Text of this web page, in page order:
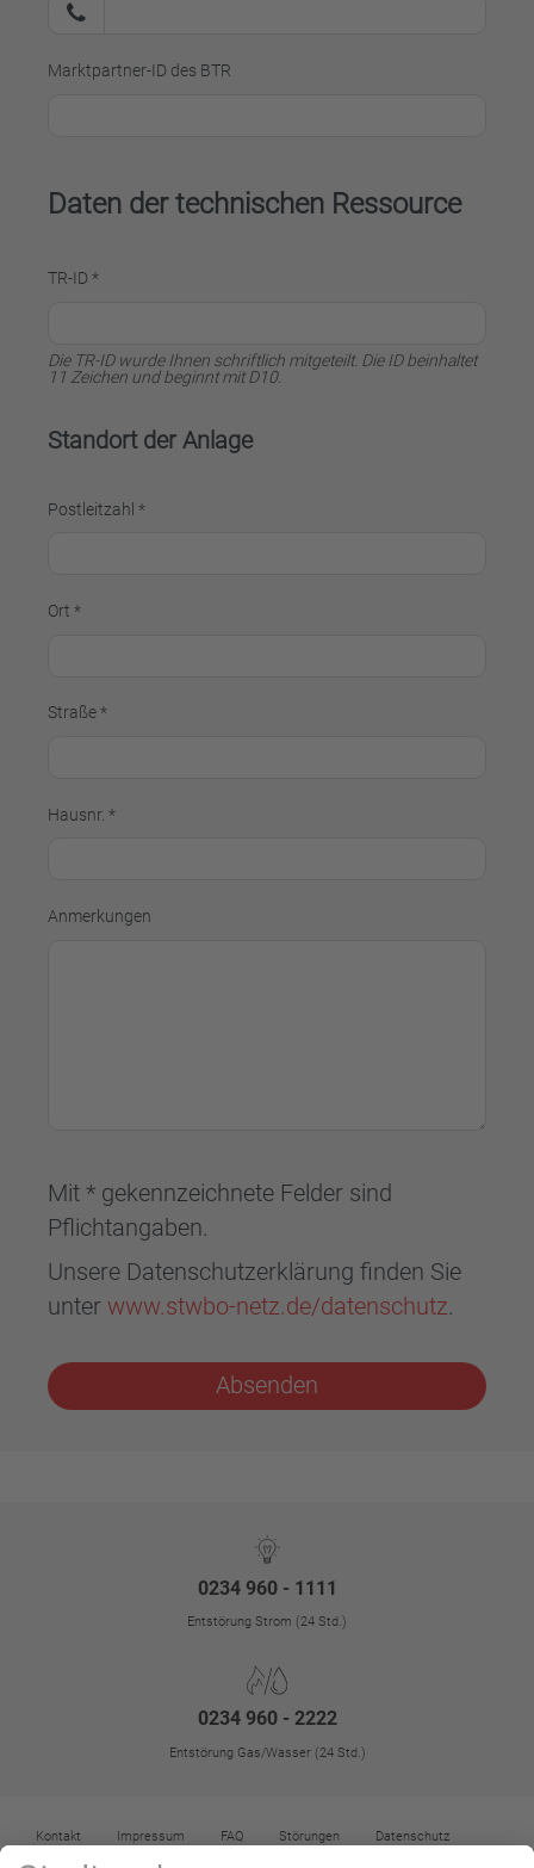
Marktpartner-ID des BTR
Daten der technischen Ressource
TR-ID *
Die TR-ID wurde Ihnen schriftlich mitgeteilt. Die ID beinhaltet
11 Zeichen und beginnt mit D10.
Standort der Anlage
Postleitzahl *
Ort *
Straße *
Hausnr. *
Anmerkungen
Mit * gekennzeichnete Felder sind
Pflichtangaben.
Unsere Datenschutzerklärung finden Sie
unter www.stwbo-netz.de/datenschutz.
Absenden
0234 960 - 1111
Entstörung Strom (24 Std.)
0234 960 - 2222
Entstörung Gas/Wasser (24 Std.)
Kontakt Impressum FAQ Störungen
Datenschutz
Datenschutz-Einstellungen